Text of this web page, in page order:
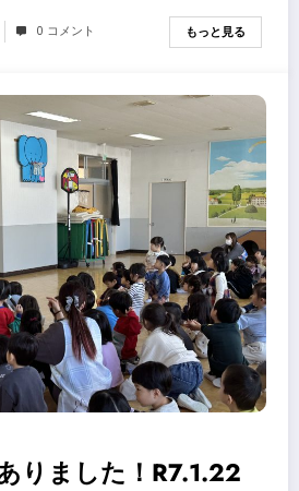
0 コメント もっと見る
りました！R7.1.22